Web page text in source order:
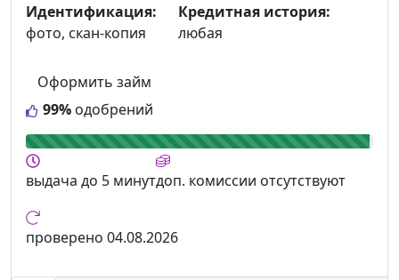
99% одобрений
Оформить займ
Идентификация:
фото, скан-копия
Кредитная история:
любая
выдача до 5 минутдоп. комиссии отсутствуют
проверено 04.08.2026